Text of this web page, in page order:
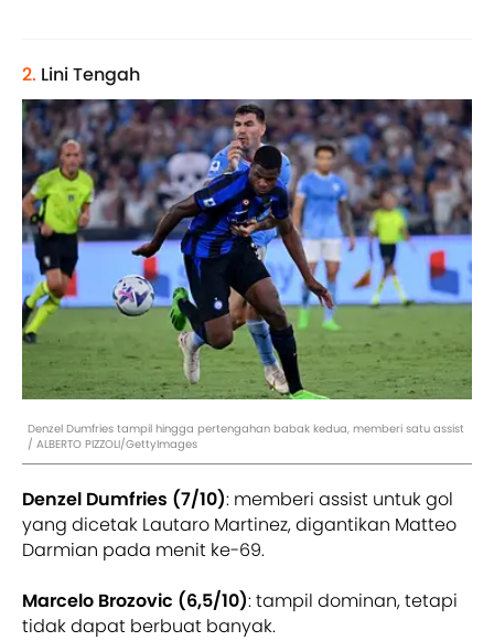
2. Lini Tengah
Denzel Dumfries tampil hingga pertengahan babak kedua, memberi satu assist
/ ALBERTO PIZZOLI/GettyImages
Denzel Dumfries (7/10): memberi assist untuk gol
yang dicetak Lautaro Martinez, digantikan Matteo
Darmian pada menit ke-69.
Marcelo Brozovic (6,5/10): tampil dominan, tetapi
tidak dapat berbuat banyak.